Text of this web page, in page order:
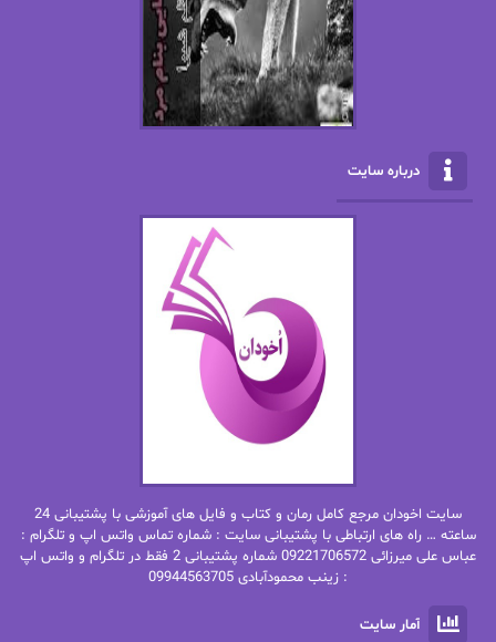
الف صاد
الکساندر دوما
الناز پاکپور‌
الناز محمدی
امیر فرهی
باران
بهار سلطانی
بهاره شیرازی
بهاره.م
بیتا فرخی
پاتریشیا ویلسون پرتو فرهمند
پرستو اسحقی
پرستو مهاجر
درباره سایت
سایت اخودان مرجع کامل رمان و کتاب و فایل های آموزشی با پشتیبانی 24
ساعته … راه های ارتباطی با پشتیبانی سایت : شماره تماس واتس اپ و تلگرام :
عباس علی میرزائی 09221706572 شماره پشتیبانی 2 فقط در تلگرام و واتس اپ
: زینب محمودآبادی 09944563705
آمار سایت